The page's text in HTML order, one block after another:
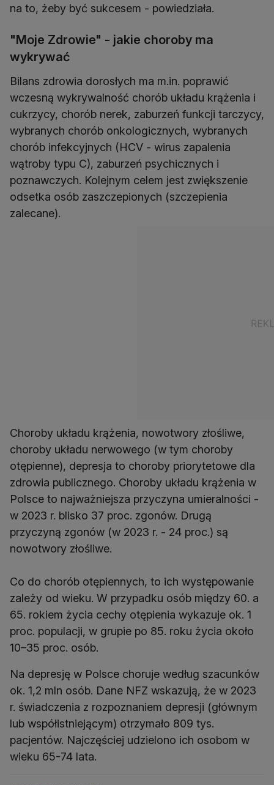
na to, żeby być sukcesem - powiedziała.
"Moje Zdrowie" - jakie choroby ma
wykrywać
Bilans zdrowia dorosłych ma m.in. poprawić
wczesną wykrywalność chorób układu krążenia i
cukrzycy, chorób nerek, zaburzeń funkcji tarczycy,
wybranych chorób onkologicznych, wybranych
chorób infekcyjnych (HCV - wirus zapalenia
wątroby typu C), zaburzeń psychicznych i
poznawczych. Kolejnym celem jest zwiększenie
odsetka osób zaszczepionych (szczepienia
zalecane).
Choroby układu krążenia, nowotwory złośliwe,
choroby układu nerwowego (w tym choroby
otępienne), depresja to choroby priorytetowe dla
zdrowia publicznego. Choroby układu krążenia w
Polsce to najważniejsza przyczyna umieralności -
w 2023 r. blisko 37 proc. zgonów. Drugą
przyczyną zgonów (w 2023 r. - 24 proc.) są
nowotwory złośliwe.
Co do chorób otępiennych, to ich występowanie
zależy od wieku. W przypadku osób między 60. a
65. rokiem życia cechy otępienia wykazuje ok. 1
proc. populacji, w grupie po 85. roku życia około
10–35 proc. osób.
Na depresję w Polsce choruje według szacunków
ok. 1,2 mln osób. Dane NFZ wskazują, że w 2023
r. świadczenia z rozpoznaniem depresji (głównym
lub współistniejącym) otrzymało 809 tys.
pacjentów. Najczęściej udzielono ich osobom w
wieku 65-74 lata.